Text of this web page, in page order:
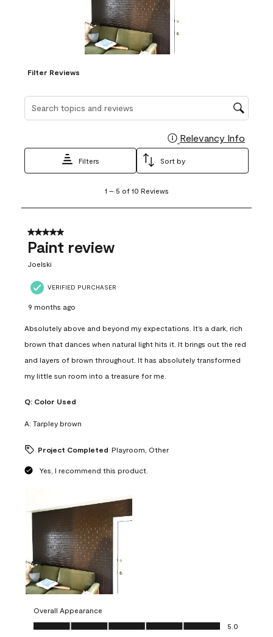
Filter Reviews
Relevancy Info
Filters Sort by
5
10
Reviews
1 – 5 of 10 Reviews
5 out of 5 stars.
Paint review
Joelski
VERIFIED PURCHASER
9 months ago
Absolutely above and beyond my expectations. It’s a dark, rich
brown that dances when natural light hits it. It brings out the red
and layers of brown throughout. It has absolutely transformed
my little sun room into a treasure for me.
Q: Color Used
A: Tarpley brown
Project Completed Playroom, Other
Yes, I recommend this product.
Overall Appearance
Overall Appearance, 5.0 out of 5
5.0